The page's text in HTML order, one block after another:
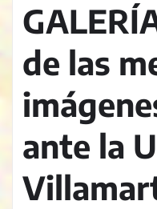
de las
ante la